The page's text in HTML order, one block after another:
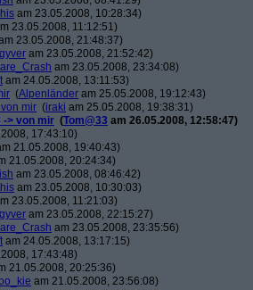
am 23.05.2008, 10:28:34)
23.05.2008, 11:12:51)
23.05.2008, 21:48:37)
am 23.05.2008, 21:52:42)
am 23.05.2008, 23:34:08)
am 24.05.2008, 13:11:53)
(Alpenländer am 25.05.2008, 19:12:43)
mir (iraki am 25.05.2008, 19:38:31)
-> von mir (Tom@33 am 26.05.2008, 12:58:47)
17:43:10)
21.05.2008, 19:40:43)
21.05.2008, 20:24:34)
am 23.05.2008, 08:46:42)
am 23.05.2008, 10:30:03)
23.05.2008, 11:21:03)
am 23.05.2008, 22:15:27)
am 23.05.2008, 23:35:56)
am 24.05.2008, 13:17:15)
17:43:48)
21.05.2008, 20:25:36)
am 21.05.2008, 23:56:08)